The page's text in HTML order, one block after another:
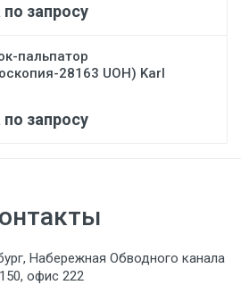
запросу
пальпатор
28163 UOH) Karl
запросу
Набережная Обводного канала
150, офис 222